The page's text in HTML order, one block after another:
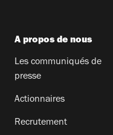
A propos de nous
Les communiqués de
presse
Actionnaires
Recrutement